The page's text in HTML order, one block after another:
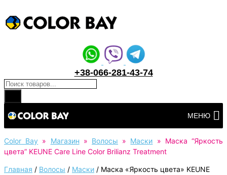
+38-066-281-43-74
Поиск товаров
контенту
МЕНЮ
Color Bay » Магазин » Волосы » Маски » Маска “Яркость
цвета” KEUNE Care Line Color Brilianz Treatment
Главная / Волосы / Маски / Маска «Яркость цвета» KEUNE